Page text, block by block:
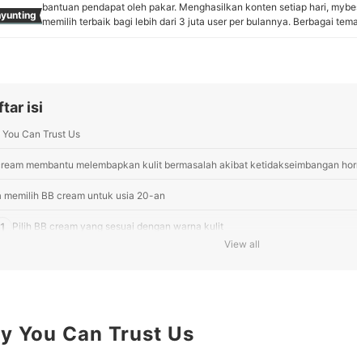
bantuan pendapat oleh pakar. Menghasilkan konten setiap hari,
memilih terbaik bagi lebih dari 3 juta user per bulannya. Berbagai
isi
Can Trust Us
membantu melembapkan kulit bermasalah akibat ketidakseimbangan
memilih BB cream untuk usia 20-an
1 Pilih BB cream yang sesuai dengan warna kulit
BB cream terbaik untuk usia 20-an
View all
You Can Trust Us